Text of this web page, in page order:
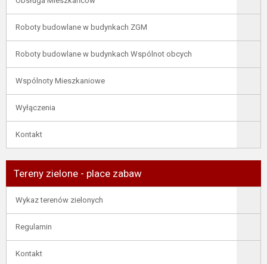
Roboty budowlane w budynkach ZGM
Roboty budowlane w budynkach Wspólnot obcych
Wspólnoty Mieszkaniowe
Wyłączenia
Kontakt
Tereny zielone - place zabaw
Wykaz terenów zielonych
Regulamin
Kontakt